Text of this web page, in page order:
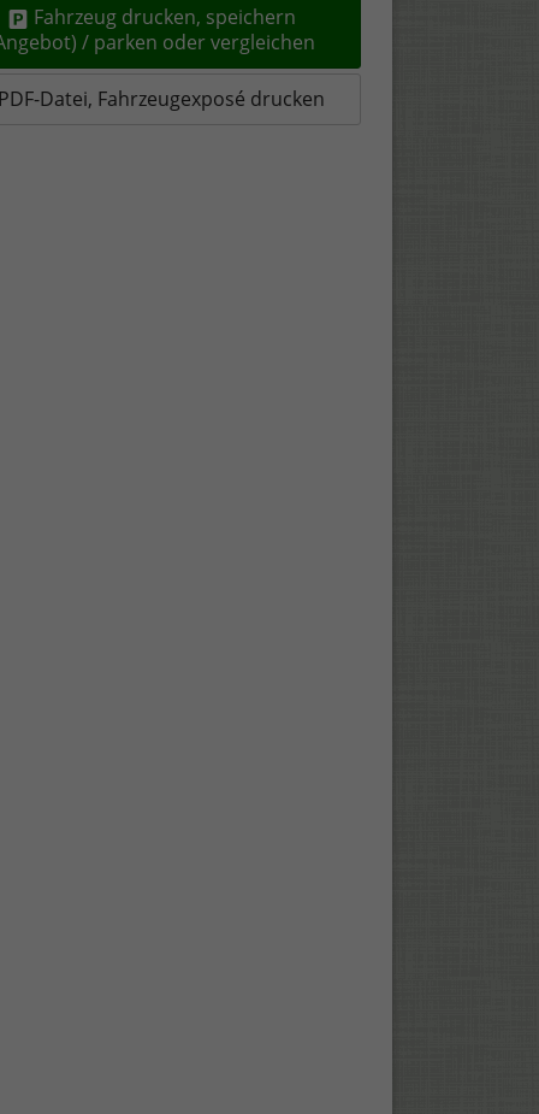
Fahrzeug drucken, speichern
(Angebot) / parken oder vergleichen
Datei, Fahrzeugexposé drucken